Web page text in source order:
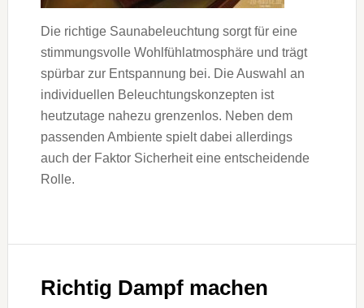
Die richtige Saunabeleuchtung sorgt für eine
stimmungsvolle Wohlfühlatmosphäre und trägt
spürbar zur Entspannung bei. Die Auswahl an
individuellen Beleuchtungskonzepten ist
heutzutage nahezu grenzenlos. Neben dem
passenden Ambiente spielt dabei allerdings
auch der Faktor Sicherheit eine entscheidende
Rolle.
Richtig Dampf machen